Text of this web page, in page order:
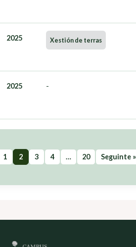
2025 Xestión de terras
2025 -
1 2 3 4 … 20 Seguinte »